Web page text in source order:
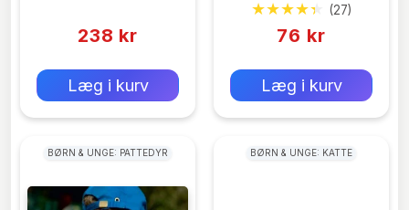
238 kr
Læg i kurv
Store Fortidsdyr
(27)
76 kr
Læg i kurv
BØRN & UNGE: PATTEDYR BØRN & UNGE: KATTE